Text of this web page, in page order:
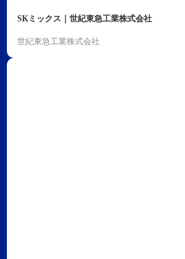
SKミックス｜世紀東急工業株式会社
世紀東急工業株式会社